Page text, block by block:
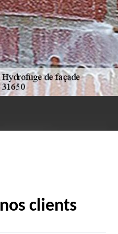
clients